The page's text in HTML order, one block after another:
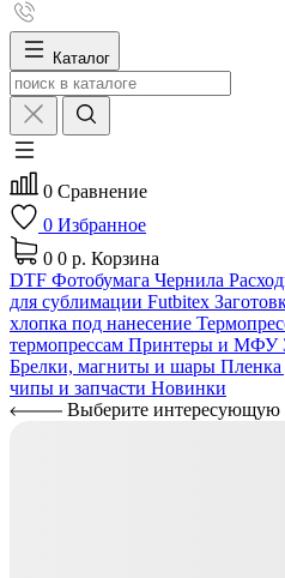
Каталог
0 Сравнение
0 Избранное
0 0 р. Корзина
DTF Фотобумага Чернила
для сублимации Futbitex
хлопка под нанесение
термопрессам Принтеры и МФУ
Брелки, магниты и шары Пленка
чипы и запчасти Новинки
Выберите интересующую